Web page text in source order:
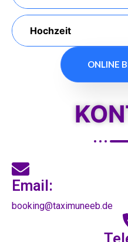
Hochzeit
ONLINE
Email:
booking@taximuneeb.de